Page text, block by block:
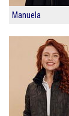
Manuela